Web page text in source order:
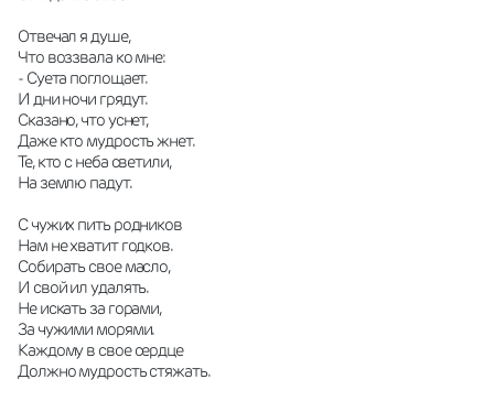
Отвечал я душе,
Что воззвала ко мне:
- Суета поглощает.
И дни ночи грядут.
Сказано, что уснет,
Даже кто мудрость жнет.
Те, кто с неба светили,
На землю падут.
С чужих пить родников
Нам не хватит годков.
Собирать свое масло,
И свой ил удалять.
Не искать за горами,
За чужими морями.
Каждому в свое сердце
Должно мудрость стяжать.